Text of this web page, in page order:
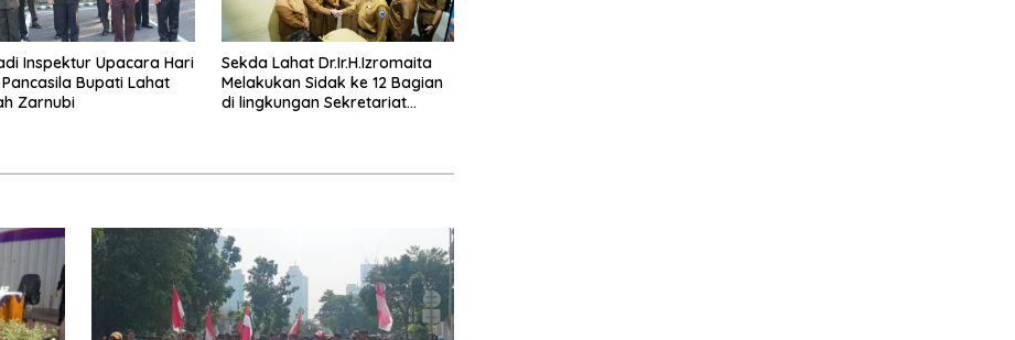
Inspektur Upacara Hari
Bupati Lahat
Zarnubi
Sekda Lahat Dr.Ir.H.Izromaita
Melakukan Sidak ke 12 Bagian
di lingkungan Sekretariat